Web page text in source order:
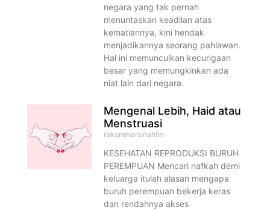
negara yang tak pernah
menuntaskan keadilan atas
kematiannya, kini hendak
menjadikannya seorang pahlawan.
Hal ini memunculkan kecurigaan
besar yang memungkinkan ada
niat lain dari negara.
Mengenal Lebih, Haid atau
Menstruasi
rakommarsinahfm
KESEHATAN REPRODUKSI BURUH
PEREMPUAN Mencari nafkah demi
keluarga itulah alasan mengapa
buruh perempuan bekerja keras
dan rendahnya akses